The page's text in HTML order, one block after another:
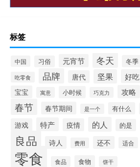
标签
中国 习俗 元宵节 冬天 冬季
吃零食 品牌 唐代 坚果 好吃
宝宝 寓意 小时候 巧克力 攻略
春节 春节期间 是一个 有什么
游戏 特产 疫情 的人 的是
良品 诗人 费用 还不 适合
零食 食品 食物 饼干